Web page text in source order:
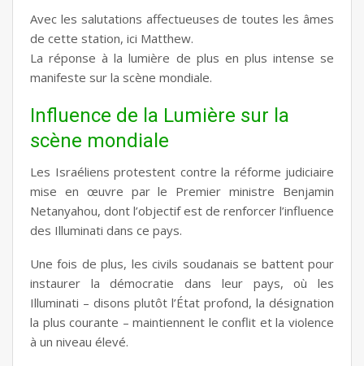
Avec les salutations affectueuses de toutes les âmes
de cette station, ici Matthew.
La réponse à la lumière de plus en plus intense se
manifeste sur la scène mondiale.
Influence de la Lumière sur la
scène mondiale
Les Israéliens protestent contre la réforme judiciaire
mise en œuvre par le Premier ministre Benjamin
Netanyahou, dont l’objectif est de renforcer l’influence
des Illuminati dans ce pays.
Une fois de plus, les civils soudanais se battent pour
instaurer la démocratie dans leur pays, où les
Illuminati – disons plutôt l’État profond, la désignation
la plus courante – maintiennent le conflit et la violence
à un niveau élevé.